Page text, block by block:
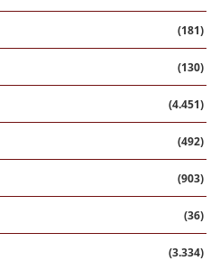
(181)
(130)
(4.451)
(492)
(903)
(36)
(3.334)